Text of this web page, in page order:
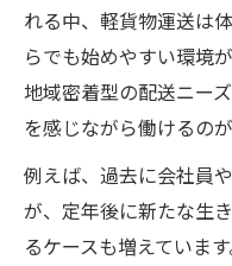
れる中、軽貨物運送は
らでも始めやすい環境
地域密着型の配送ニー
を感じながら働けるのが
例えば、過去に会社員
が、定年後に新たな生
るケースも増えていま